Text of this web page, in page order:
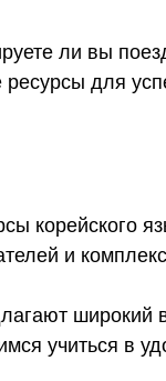
ли вы
для
корейского
и
широкий
учиться в